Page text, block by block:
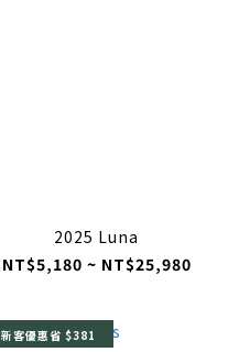
2025 Luna
NT$5,180 ~ NT$25,980
新客優惠省 $381